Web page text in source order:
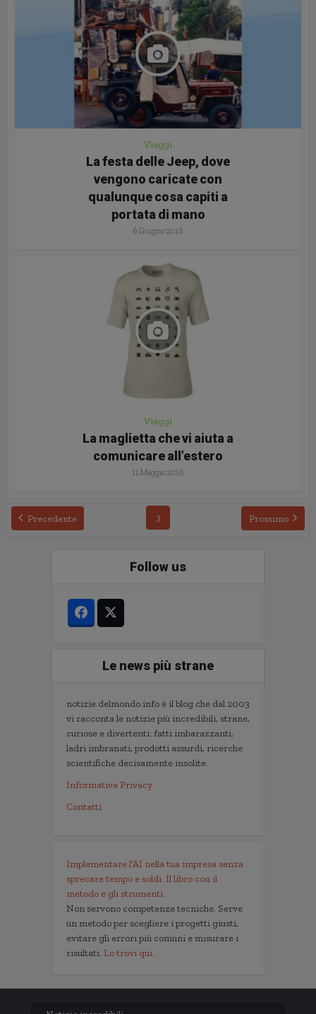
Viaggi
La festa delle Jeep, dove
vengono caricate con
qualunque cosa capiti a
portata di mano
6 Giugno 2016
Viaggi
La maglietta che vi aiuta a
comunicare all’estero
11 Maggio 2016
Precedente 3 Prossimo
Follow us
Le news più strane
notizie.delmondo.info è il blog che dal 2003
vi racconta le notizie più incredibili, strane,
curiose e divertenti: fatti imbarazzanti,
ladri imbranati, prodotti assurdi, ricerche
scientifiche decisamente insolite.
Informativa Privacy
Contatti
Implementare l'AI nella tua impresa senza
sprecare tempo e soldi. Il libro con il
metodo e gli strumenti.
Non servono competenze tecniche. Serve
un metodo per scegliere i progetti giusti,
evitare gli errori più comuni e misurare i
risultati. Lo trovi qui.